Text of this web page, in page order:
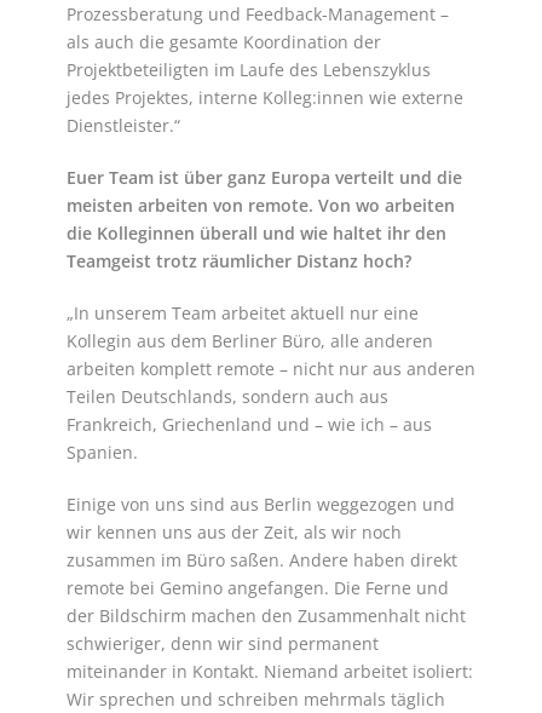
Prozessberatung und Feedback-Management –
als auch die gesamte Koordination der
Projektbeteiligten im Laufe des Lebenszyklus
jedes Projektes, interne Kolleg:innen wie externe
Dienstleister.“
Euer Team ist über ganz Europa verteilt und die
meisten arbeiten von remote. Von wo arbeiten
die Kolleginnen überall und wie haltet ihr den
Teamgeist trotz räumlicher Distanz hoch?
„In unserem Team arbeitet aktuell nur eine
Kollegin aus dem Berliner Büro, alle anderen
arbeiten komplett remote – nicht nur aus anderen
Teilen Deutschlands, sondern auch aus
Frankreich, Griechenland und – wie ich – aus
Spanien.
Einige von uns sind aus Berlin weggezogen und
wir kennen uns aus der Zeit, als wir noch
zusammen im Büro saßen. Andere haben direkt
remote bei Gemino angefangen. Die Ferne und
der Bildschirm machen den Zusammenhalt nicht
schwieriger, denn wir sind permanent
miteinander in Kontakt. Niemand arbeitet isoliert:
Wir sprechen und schreiben mehrmals täglich